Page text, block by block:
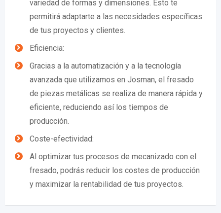
variedad de formas y dimensiones. Esto te
permitirá adaptarte a las necesidades específicas
de tus proyectos y clientes.
Eficiencia:
Gracias a la automatización y a la tecnología
avanzada que utilizamos en Josman, el fresado
de piezas metálicas se realiza de manera rápida y
eficiente, reduciendo así los tiempos de
producción.
Coste-efectividad:
Al optimizar tus procesos de mecanizado con el
fresado, podrás reducir los costes de producción
y maximizar la rentabilidad de tus proyectos.